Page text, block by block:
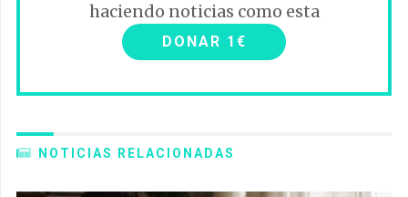
haciendo noticias como esta
DONAR 1€
NOTICIAS RELACIONADAS